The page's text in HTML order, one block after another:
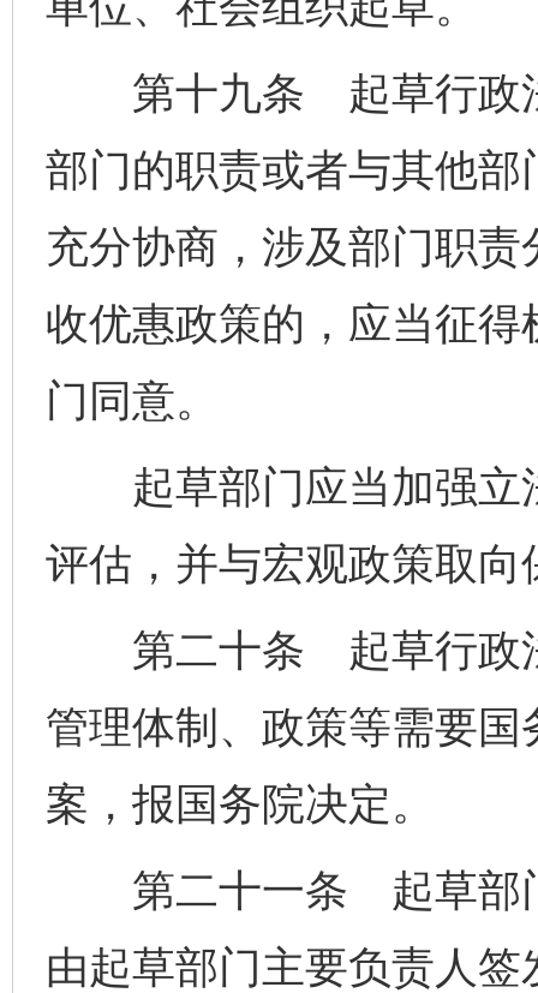
第十九条 起草行政法
部门的职责或者与其他
充分协商，涉及部门职
收优惠政策的，应当征
门同意。
起草部门应当加强立
评估，并与宏观政策取
第二十条 起草行政法
管理体制、政策等需要
案，报国务院决定。
第二十一条 起草部门
由起草部门主要负责人签